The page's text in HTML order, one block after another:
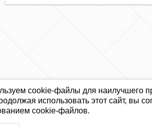
cookie-файлы для наилучшего
использовать этот сайт, вы
cookie-файлов.